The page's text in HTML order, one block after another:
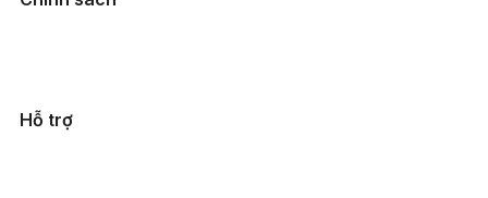
Hỗ trợ